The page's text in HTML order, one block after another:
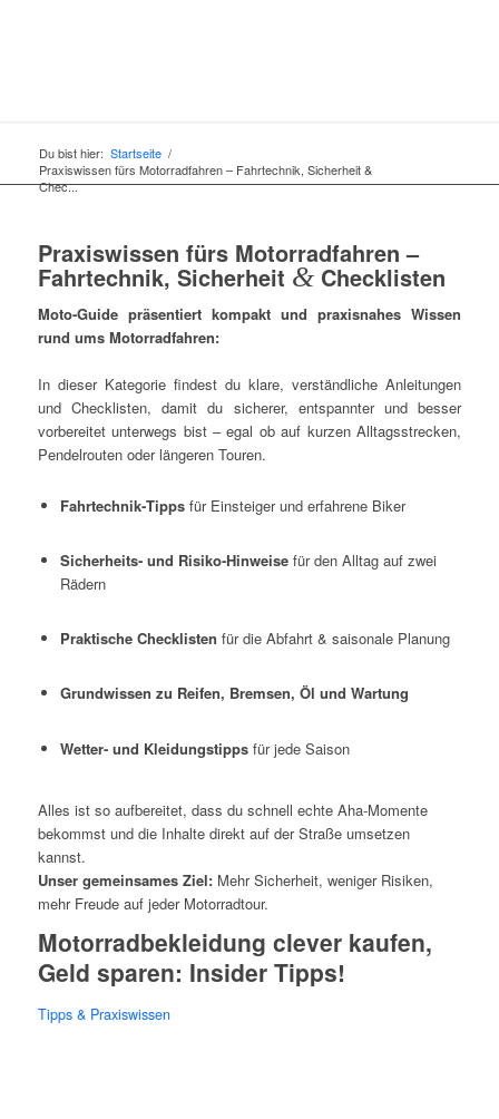
Du bist hier: Startseite /
Praxiswissen fürs Motorradfahren – Fahrtechnik, Sicherheit &
Chec...
Praxiswissen fürs Motorradfahren –
Fahrtechnik, Sicherheit &Checklisten
Moto‑Guide präsentiert kompakt und praxisnahes Wissen
rund ums Motorradfahren:
In dieser Kategorie findest du klare, verständliche Anleitungen
und Checklisten, damit du sicherer, entspannter und besser
vorbereitet unterwegs bist – egal ob auf kurzen Alltagsstrecken,
Pendelrouten oder längeren Touren.
Fahrtechnik‑Tippsfür Einsteiger und erfahrene Biker
Sicherheits‑ und Risiko‑Hinweisefür den Alltag auf zwei
Rädern
Praktische Checklisten für die Abfahrt & saisonale Planung
Grundwissen zu Reifen, Bremsen, Öl und Wartung
Wetter‑ und Kleidungstippsfür jede Saison
Alles ist so aufbereitet, dass du schnell echte Aha‑Momente
bekommst und die Inhalte direkt auf der Straße umsetzen
kannst.
Unser gemeinsames Ziel:Mehr Sicherheit, weniger Risiken,
mehr Freude auf jeder Motorradtour.
Motorradbekleidung clever kaufen,
Geld sparen: Insider Tipps!
Tipps & Praxiswissen